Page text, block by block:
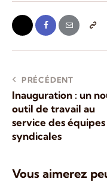
PRÉCÉDENT
Inauguration : un
outil de travail au
service des équipes
syndicales
Vous aimerez